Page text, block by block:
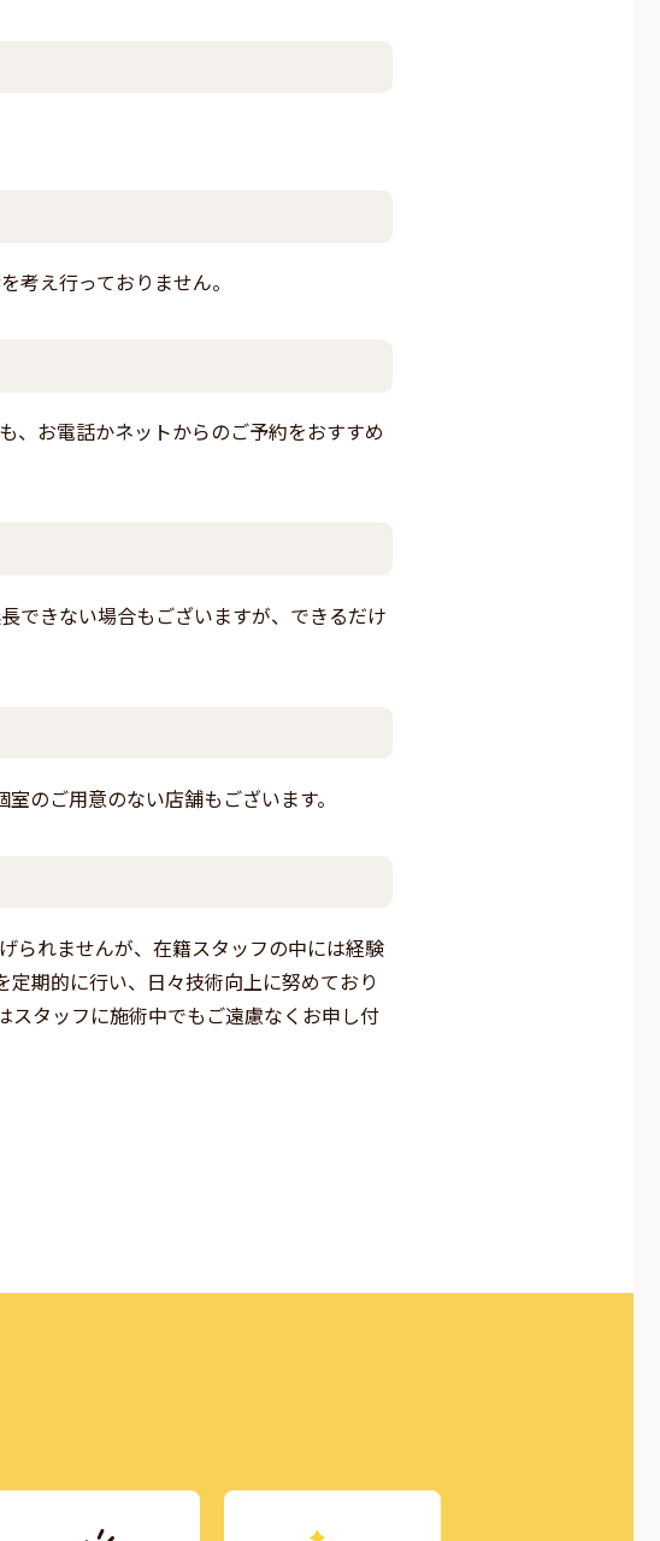
考え行っておりません。
、お電話かネットからのご予約をおすすめ
できない場合もございますが、できるだけ
のご用意のない店舗もございます。
られませんが、在籍スタッフの中には経験
期的に行い、日々技術向上に努めており
スタッフに施術中でもご遠慮なくお申し付